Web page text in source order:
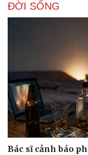
ĐỜI SỐNG
Bác sĩ cảnh báo